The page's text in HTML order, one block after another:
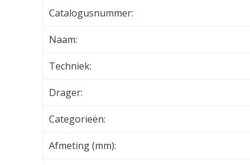
Catalogusnummer:
Naam:
Techniek:
Drager:
Categorieën:
Afmeting (mm):